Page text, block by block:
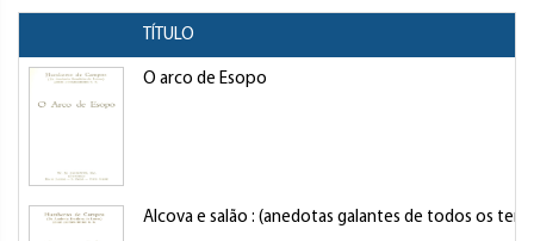
TÍTULO
O arco de Esopo
Alcova e salão : (anedotas galantes de todos os